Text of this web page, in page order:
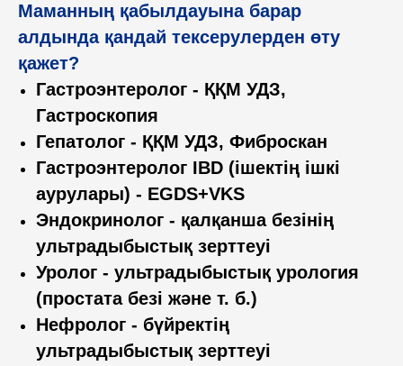
Маманның қабылдауына барар
алдында қандай тексерулерден өту
қажет?
Гастроэнтеролог - ҚҚМ УДЗ,
Гастроскопия
Гепатолог - ҚҚМ УДЗ, Фиброскан
Гастроэнтеролог IBD (ішектің ішкі
аурулары) - EGDS+VKS
Эндокринолог - қалқанша безінің
ультрадыбыстық зерттеуі
Уролог - ультрадыбыстық урология
(простата безі және т. б.)
Нефролог - бүйректің
ультрадыбыстық зерттеуі